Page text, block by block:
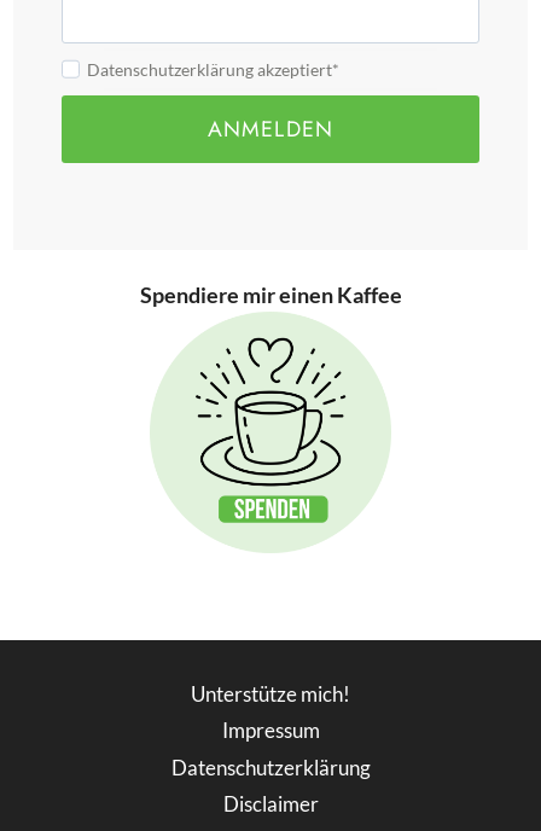
Datenschutzerklärung akzeptiert*
ANMELDEN
Spendiere mir einen Kaffee
Unterstütze mich!
Impressum
Datenschutzerklärung
Disclaimer